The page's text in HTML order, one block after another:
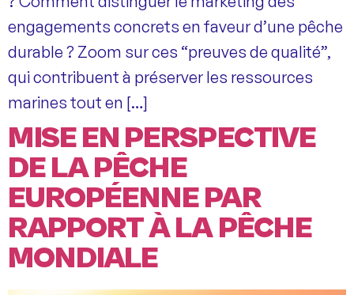
engagements concrets en faveur d’une pêche
durable ? Zoom sur ces “preuves de qualité”,
qui contribuent à préserver les ressources
marines tout en […]
MISE EN PERSPECTIVE
DE LA PÊCHE
EUROPÉENNE PAR
RAPPORT À LA PÊCHE
MONDIALE